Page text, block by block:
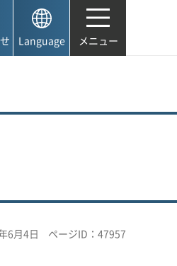
Language メニュー
6月4日 ページID：47957